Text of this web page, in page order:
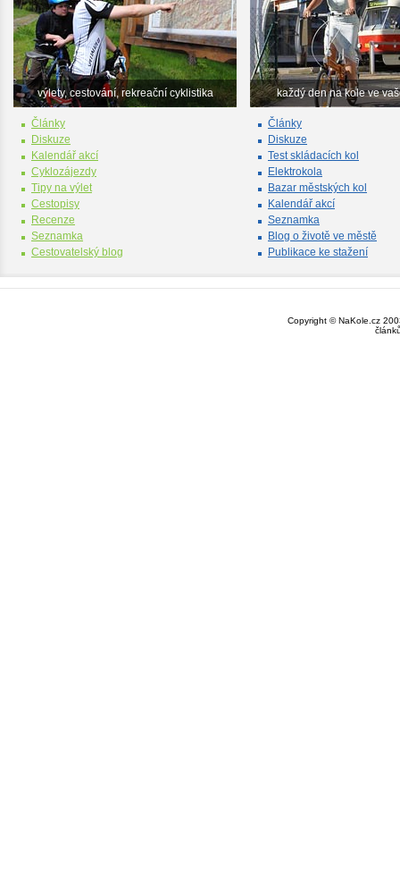
výlety, cestování, rekreační cyklistika
Články
Diskuze
Kalendář akcí
Cyklozájezdy
Tipy na výlet
Cestopisy
Recenze
Seznamka
Cestovatelský blog
každý den na kole ve
Články
Diskuze
Test skládacích kol
Elektrokola
Bazar městských kol
Kalendář akcí
Seznamka
Blog o životě ve městě
Publikace ke stažení
Copyright © NaKole.cz